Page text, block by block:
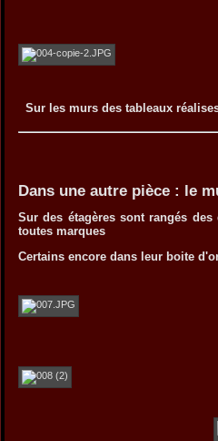
Sur les murs des tableaux
Dans une autre pièce : le
Sur des étagères sont rangés
toutes marques
Certains encore dans leur boite